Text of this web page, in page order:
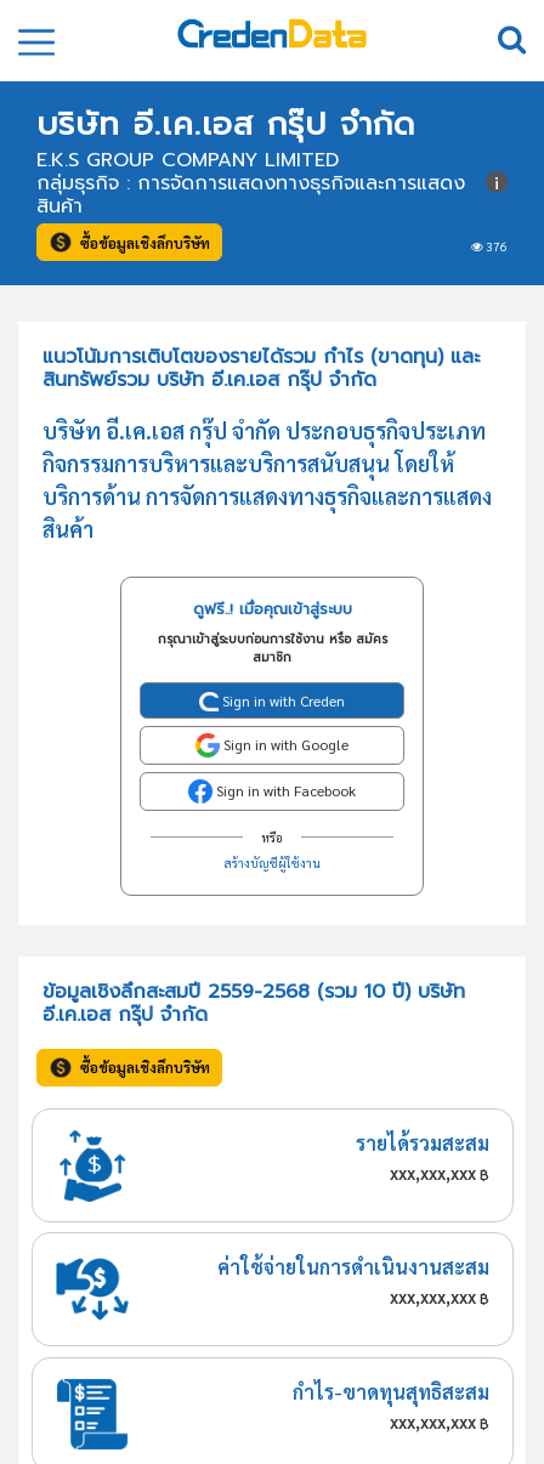
บริษัท อี.เค.เอส กรุ๊ป จำกัด
E.K.S GROUP COMPANY LIMITED
376
กลุ่มธุรกิจ : การจัดการแสดงทางธุรกิจและการแสดง
สินค้า
ซื้อข้อมูลเชิงลึกบริษัท
แนวโน้มการเติบโตของรายได้รวม กำไร (ขาดทุน) และ
สินทรัพย์รวม บริษัท อี.เค.เอส กรุ๊ป จำกัด
บริษัท อี.เค.เอส กรุ๊ป จำกัด ประกอบธุรกิจประเภท
กิจกรรมการบริหารและบริการสนับสนุน โดยให้
บริการด้าน การจัดการแสดงทางธุรกิจและการแสดง
สินค้า
ดูฟรี..! เมื่อคุณเข้าสู่ระบบ
กรุณาเข้าสู่ระบบก่อนการใช้งาน หรือ สมัคร
สมาชิก
Sign in with Creden
Sign in with Google
Sign in with Facebook
หรือ
สร้างบัญชีผู้ใช้งาน
ข้อมูลเชิงลึกสะสมปี 2559-2568 (รวม 10 ปี) บริษัท
อี.เค.เอส กรุ๊ป จำกัด
ซื้อข้อมูลเชิงลึกบริษัท
รายได้รวมสะสม
xxx,xxx,xxx฿
ค่าใช้จ่ายในการดำเนินงานสะสม
xxx,xxx,xxx฿
กำไร-ขาดทุนสุทธิสะสม
xxx,xxx,xxx฿